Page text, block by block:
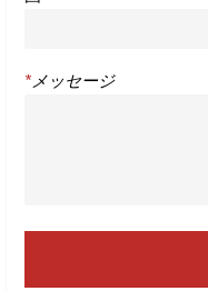
* メッセージ